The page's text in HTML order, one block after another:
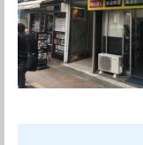
住所
アクセス
て良かったです！